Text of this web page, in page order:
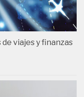
viajes y finanzas